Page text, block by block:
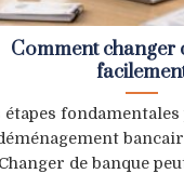
Comment changer
étapes
Changer de banque